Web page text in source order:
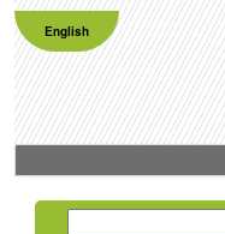
English